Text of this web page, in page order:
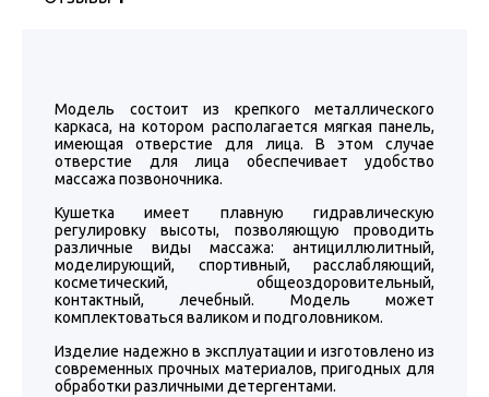
Модель состоит из крепкого металлического
каркаса, на котором располагается мягкая панель,
имеющая отверстие для лица. В этом случае
отверстие для лица обеспечивает удобство
массажа позвоночника.
Кушетка имеет плавную гидравлическую
регулировку высоты, позволяющую проводить
различные виды массажа: антициллюлитный,
моделирующий, спортивный, расслабляющий,
косметический, общеоздоровительный,
контактный, лечебный. Модель может
комплектоваться валиком и подголовником.
Изделие надежно в эксплуатации и изготовлено из
современных прочных материалов, пригодных для
обработки различными детергентами.